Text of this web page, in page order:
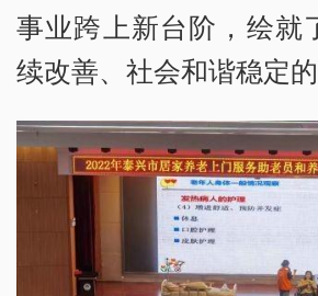
事业跨上新台阶，绘就
续改善、社会和谐稳定的